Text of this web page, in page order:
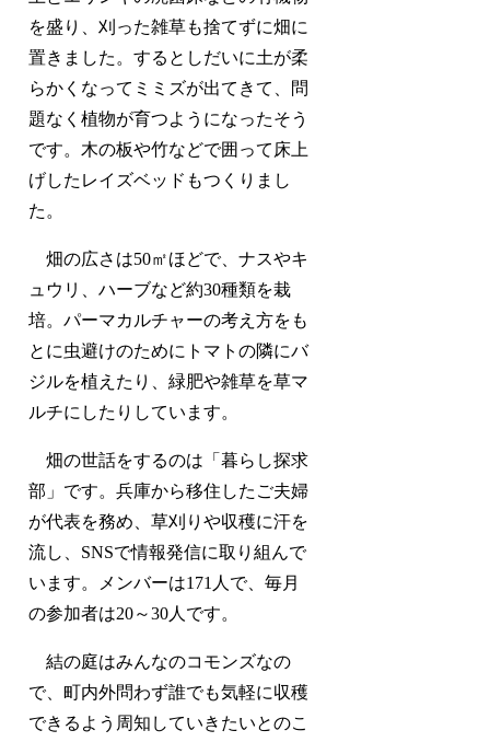
を盛り、刈った雑草も捨てずに畑に
置きました。するとしだいに土が柔
らかくなってミミズが出てきて、問
題なく植物が育つようになったそう
です。木の板や竹などで囲って床上
げしたレイズベッドもつくりまし
た。
畑の広さは50㎡ほどで、ナスやキ
ュウリ、ハーブなど約30種類を栽
培。パーマカルチャーの考え方をも
とに虫避けのためにトマトの隣にバ
ジルを植えたり、緑肥や雑草を草マ
ルチにしたりしています。
畑の世話をするのは「暮らし探求
部」です。兵庫から移住したご夫婦
が代表を務め、草刈りや収穫に汗を
流し、SNSで情報発信に取り組んで
います。メンバーは171人で、毎月
の参加者は20～30人です。
結の庭はみんなのコモンズなの
で、町内外問わず誰でも気軽に収穫
できるよう周知していきたいとのこ